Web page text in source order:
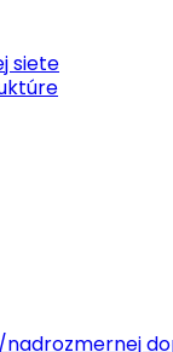
siete
nadrozmernej